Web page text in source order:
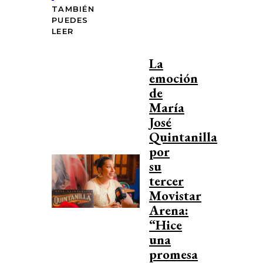
TAMBIÉN
PUEDES
LEER
La
emoción
de
María
José
Quintanilla
por
su
tercer
Movistar
Arena:
“Hice
una
promesa